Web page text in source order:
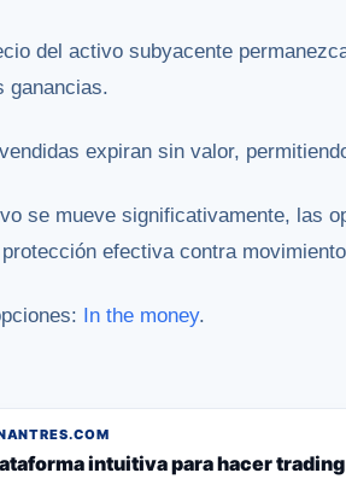
del activo subyacente
ganancias.
expiran sin valor,
se mueve significativamente, las
efectiva contra
In the money.
intuitiva para hacer